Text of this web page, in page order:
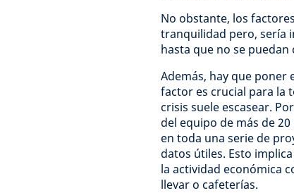
No obstante, los
tranquilidad pero, sería
hasta que no se puedan
Además, hay que poner
factor es crucial para la
crisis suele escasear.
del equipo de más de
en toda una serie de
datos útiles. Esto
la actividad económica
llevar o cafeterías.